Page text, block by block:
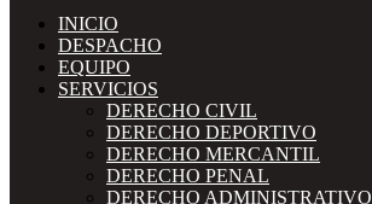
INICIO
DESPACHO
EQUIPO
SERVICIOS
DERECHO CIVIL
DERECHO DEPORTIVO
DERECHO MERCANTIL
DERECHO PENAL
DERECHO ADMINISTRATIVO